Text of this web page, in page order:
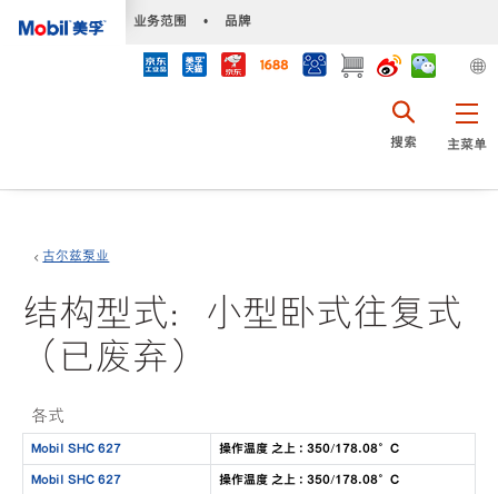
业务范围 • 品牌
主菜单
搜索
古尔兹泵业
结构型式：小型卧式往复式
（已废弃）
各式
Mobil SHC 627 操作温度 之上 : 350/178.08°C
Mobil SHC 627 操作温度 之上 : 350/178.08°C